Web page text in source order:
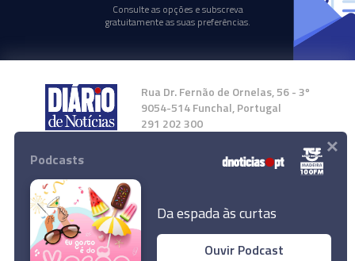
Consulte as opções e subscreva
gratuitamente as suas preferências.
Rua Dr. Fernão de Ornelas, 56 - 3º
9054-514 Funchal, Portugal
291 202 300
Instale a nossa App
Podcasts
Da espada às curtas
Ouvir Podcast
×